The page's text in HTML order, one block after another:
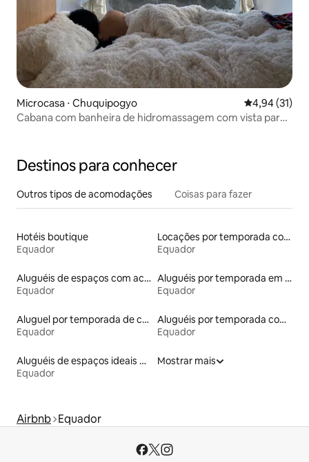
Microcasa ⋅ Chuquipogyo 4,94 de uma
4,94 (31)
Cabana com banheira de hidromassagem com vista para
Destinos para conhecer
Outros tipos de acomodações Coisas para fazer
Hotéis boutique
Equador
Locações por temporada com piscina
Equador
Aluguéis de espaços com acesso direto a pistas de esqui
Equador
Aluguéis por temporada em albergue
Equador
Aluguel por temporada de casas na árvore
Equador
Aluguéis por temporada com suítes privativas
Equador
Aluguéis de espaços ideais para famílias
Equador
Mostrar mais
Airbnb Equador